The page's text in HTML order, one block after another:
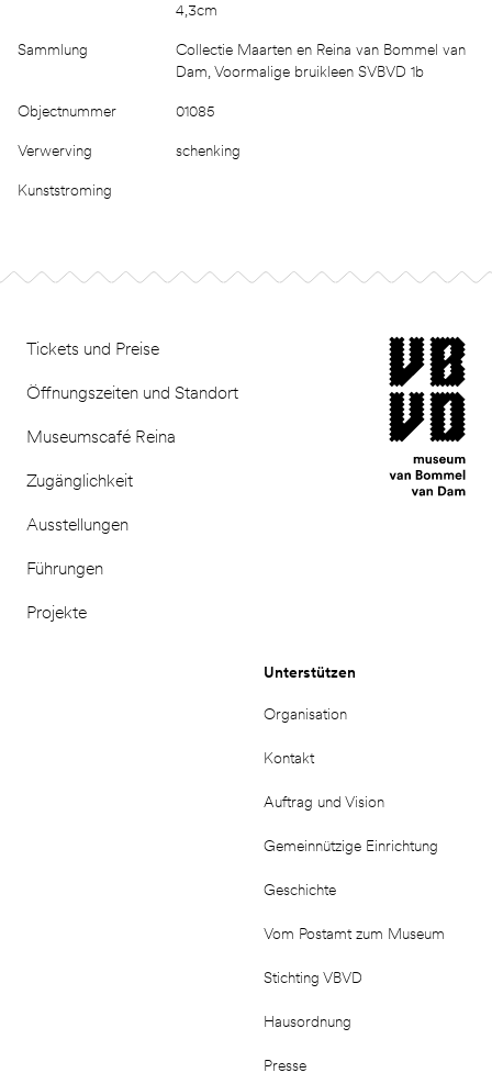
4,3cm
Sammlung
Collectie Maarten en Reina van Bommel van
Dam, Voormalige bruikleen SVBVD 1b
Objectnummer 01085
Verwerving schenking
Kunststroming
Tickets und Preise
Öffnungszeiten und Standort
Museumscafé Reina
Zugänglichkeit
Ausstellungen
Führungen
Projekte
museum van
Unterstützen
Organisation
Kontakt
Auftrag und Vision
Gemeinnützige Einrichtung
Geschichte
Vom Postamt zum Museum
Stichting VBVD
Hausordnung
Presse